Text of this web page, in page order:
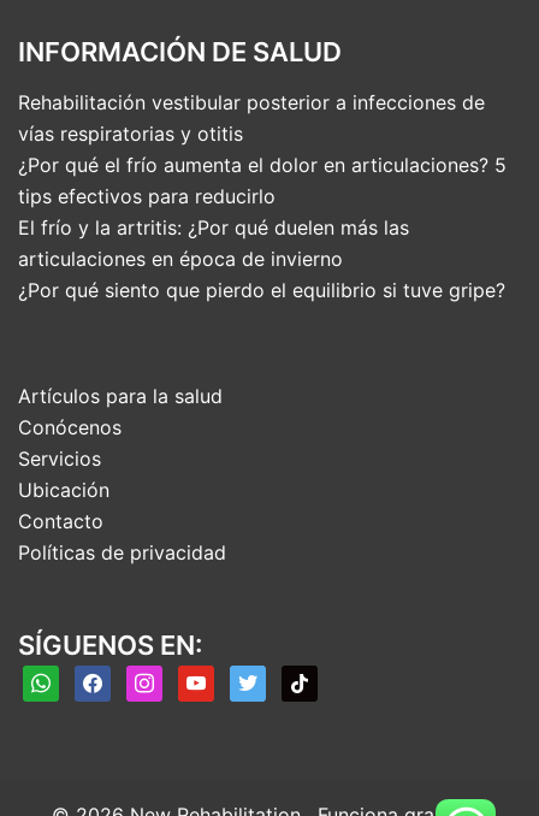
INFORMACIÓN DE SALUD
Rehabilitación vestibular posterior a infecciones de
vías respiratorias y otitis
¿Por qué el frío aumenta el dolor en articulaciones? 5
tips efectivos para reducirlo
El frío y la artritis: ¿Por qué duelen más las
articulaciones en época de invierno
¿Por qué siento que pierdo el equilibrio si tuve gripe?
Artículos para la salud
Conócenos
Servicios
Ubicación
Contacto
Políticas de privacidad
SÍGUENOS EN:
whatsappfacebookinstagramyoutubetwitter tiktok